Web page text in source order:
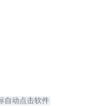
自动点击软件